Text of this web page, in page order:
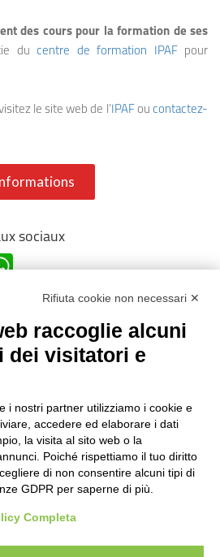
des cours pour la formation de ses
du centre de formation IPAF pour
le site web de l’IPAF oucontactez-
sociaux
Rifiuta cookie non necessari ✕
raccoglie alcuni
dei visitatori e
i nostri partner utilizziamo i cookie e
accedere ed elaborare i dati
la visita al sito web o la
Poiché rispettiamo il tuo diritto
di non consentire alcuni tipi di
GDPR per saperne di più.
Completa